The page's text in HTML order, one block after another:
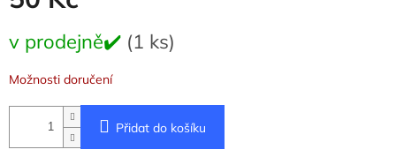
cena:
v prodejně✔️ (1 ks)
Možnosti doručení
Přidat do košíku